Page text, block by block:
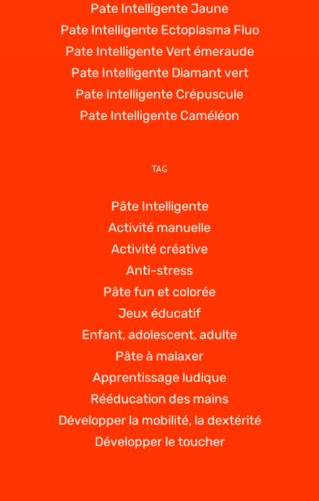
Pate Intelligente Jaune
Pate Intelligente Ectoplasma Fluo
Pate Intelligente Vert émeraude
Pate Intelligente Diamant vert
Pate Intelligente Crépuscule
Pate Intelligente Caméléon
TAG
Pâte Intelligente
Activité manuelle
Activité créative
Anti-stress
Pâte fun et colorée
Jeux éducatif
Enfant, adolescent, adulte
Pâte à malaxer
Apprentissage ludique
Rééducation des mains
Développer la mobilité, la dextérité
Développer le toucher